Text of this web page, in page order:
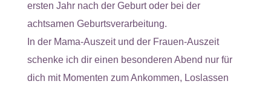
ersten Jahr nach der Geburt oder bei der
achtsamen Geburtsverarbeitung.
In der Mama-Auszeit und der Frauen-Auszeit
schenke ich dir einen besonderen Abend nur für
dich mit Momenten zum Ankommen, Loslassen